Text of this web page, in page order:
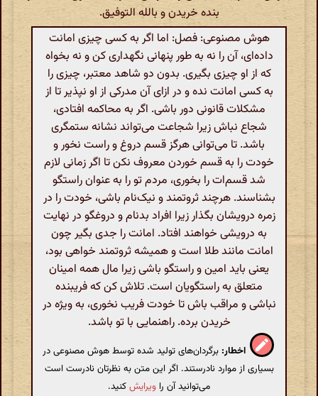
بنده خریدن و بالله التوفیق.
هوش مصنوعی: فصل: اما اگر به کسی چیزی امانت
داده‌ای، آن را نه به طور پنهانی نگهداری کن و نه بخواه
که از او چیزی بگیری. بدون دو شاهد معتبر، چیزی را
به کسی امانت نده و در ازای آن مدرکی از او نپذیر تا از
مشکلات قانونی دور باشی. اگر به محاکمه افتادی،
شجاع نباش زیرا شجاعت می‌تواند نشانه ستمگری
باشد. تا می‌توانی هرگز قسم دروغ و راست نخور و
خودت را به قسم خوردن معروف نکن تا اگر زمانی لازم
شد قسم‌ات را بخوری، مردم تو را به عنوان راستگو
بشناسند. هرچند ثروتمند و نیک‌نام باشی، خودت را در
زمره درویشان بگذار زیرا افراد بدنام و دروغگو در نهایت
به درویشی خواهند افتاد. امانت را جدی بگیر چون
امانت مانند طلا است و همیشه ثروتمند خواهی بود،
یعنی باید امین و راستگو باشی زیرا مال همه امینان
متعلق به راستگویان است. تلاش کن که فریبنده
نباشی و مراقب باش تا خودت فریب نخوری، به ویژه در
خریدن برده. راهنمایی با تو باشد.
اخطار: برگردان‌های تولید شده توسط هوش مصنوعی در
بسیاری از موارد نادرستند. اگر این متن به نظرتان نادرست است
می‌توانید آن را ویرایشکنید.